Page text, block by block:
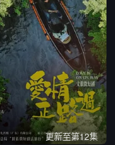
更新至第12集